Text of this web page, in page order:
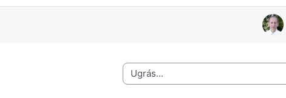
Ugrás...